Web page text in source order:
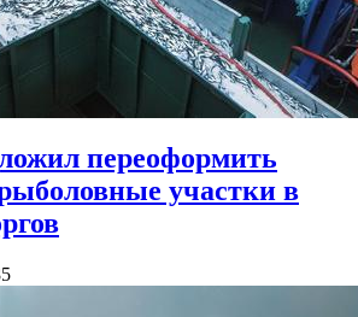
переоформить
участки в